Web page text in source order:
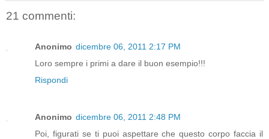
21 commenti:
Anonimo dicembre 06, 2011 2:17 PM
Loro sempre i primi a dare il buon esempio!!!
Rispondi
Anonimo dicembre 06, 2011 2:48 PM
Poi, figurati se ti puoi aspettare che questo corpo faccia il